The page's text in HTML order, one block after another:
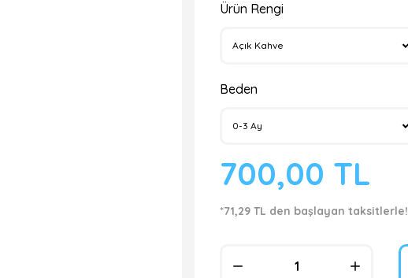
Ürün Rengi
Beden
700,00 TL
*71,29 TL den başlayan taksitlerle!